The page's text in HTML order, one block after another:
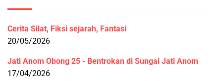
Cerita Silat, Fiksi sejarah, Fantasi
20/05/2026
Jati Anom Obong 25 - Bentrokan di Sungai Jati Anom
17/04/2026